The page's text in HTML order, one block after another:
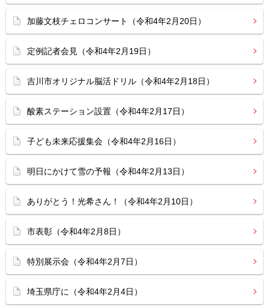
加藤文枝チェロコンサート（令和4年2月20日）
定例記者会見（令和4年2月19日）
吉川市オリジナル脳活ドリル（令和4年2月18日）
酸素ステーション設置（令和4年2月17日）
子ども未来応援集会（令和4年2月16日）
明日にかけて雪の予報（令和4年2月13日）
ありがとう！光希さん！（令和4年2月10日）
市表彰（令和4年2月8日）
特別展示会（令和4年2月7日）
埼玉県庁に（令和4年2月4日）